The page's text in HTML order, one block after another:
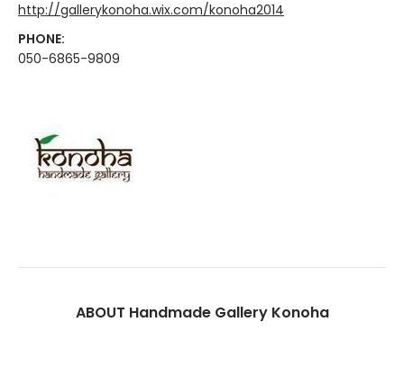
http://gallerykonoha.wix.com/konoha2014
PHONE:
050-6865-9809
ABOUT Handmade Gallery Konoha